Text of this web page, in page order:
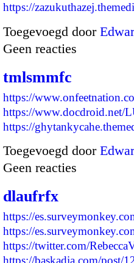
https://
Toegevoegd door
Geen reacties
tmlsmmfc
https://
https://www.docdroid.net/
https://
Toegevoegd door
Geen reacties
dlaufrfx
https://
https://
https://twitter.com/
https://baskadia.com/post/